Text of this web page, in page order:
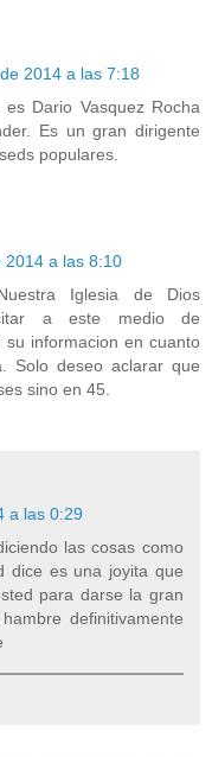
2014 a las 7:18
Dario Vasquez Rocha
Es un gran dirigente
populares.
2014 a las 8:10
Iglesia de Dios
a este medio de
informacion en cuanto
Solo deseo aclarar que
sino en 45.
a las 0:29
las cosas como
dice es una joyita que
para darse la gran
definitivamente